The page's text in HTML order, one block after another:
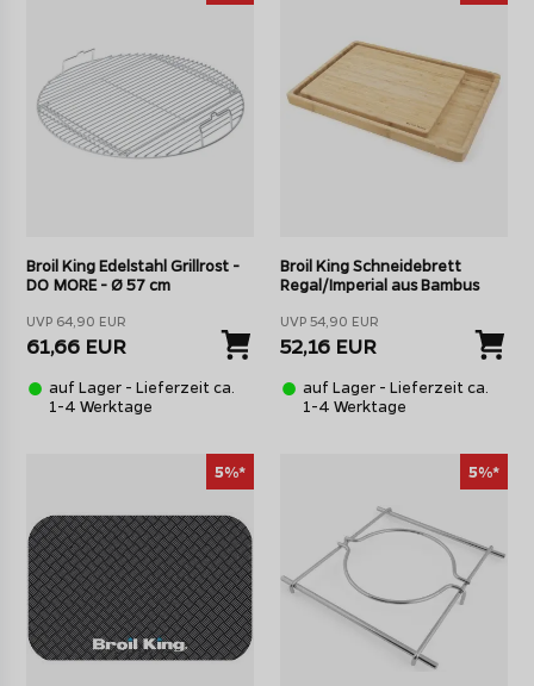
Broil King Edelstahl Grillrost -
DO MORE - Ø 57 cm
UVP 64,90 EUR
61,66 EUR
auf Lager - Lieferzeit ca.
1-4 Werktage
Broil King Schneidebrett
Regal/Imperial aus Bambus
UVP 54,90 EUR
52,16 EUR
auf Lager - Lieferzeit ca.
1-4 Werktage
5%* 5%*